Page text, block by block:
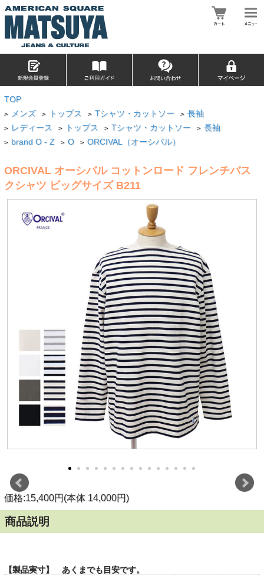
TOP
> メンズ > トップス > Tシャツ・カットソー > 長袖
> レディース > トップス > Tシャツ・カットソー > 長袖
> brand O - Z > O > ORCIVAL（オーシバル）
ORCIVAL オーシバル コットンロード フレンチバス
クシャツ ビッグサイズ B211
価格:15,400円(本体 14,000円)
商品説明
【製品実寸】 あくまでも目安です。